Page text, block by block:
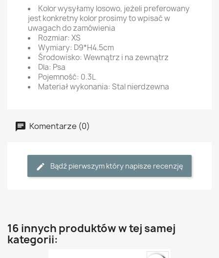
Kolor wysyłamy losowo, jeżeli preferowany
jest konkretny kolor prosimy to wpisać w
uwagach do zamówienia
Rozmiar: XS
Wymiary: D9*H4.5cm
Środowisko: Wewnątrz i na zewnątrz
Dla: Psa
Pojemność: 0.3L
Materiał wykonania: Stal nierdzewna
Komentarze (0)
Bądź pierwszym który napisze recenzję
16 innych produktów w tej samej
kategorii: